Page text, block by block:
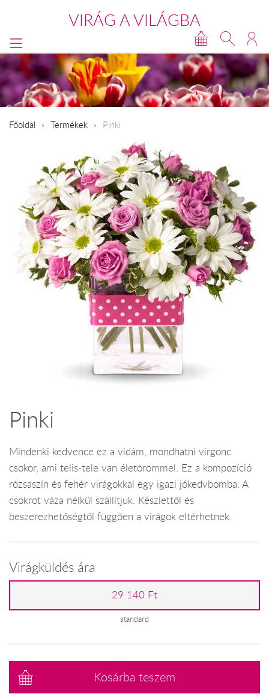
VIRÁG A VILÁGBA
Főoldal Termékek Pinki
Pinki
Mindenki kedvence ez a vidám, mondhatni virgonc
csokor, ami telis-tele van életörömmel. Ez a kompozíció
rózsaszín és fehér virágokkal egy igazi jókedvbomba. A
csokrot váza nélkül szállítjuk. Készlettől és
beszerezhetőségtől függően a virágok eltérhetnek.
Virágküldés ára
29 140 Ft
standard
Kosárba teszem